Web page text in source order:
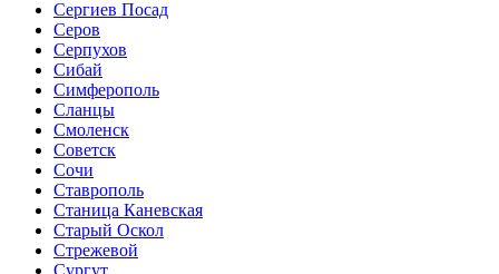
Сергиев Посад
Серов
Серпухов
Сибай
Симферополь
Сланцы
Смоленск
Советск
Сочи
Ставрополь
Станица Каневская
Старый Оскол
Стрежевой
Сургут